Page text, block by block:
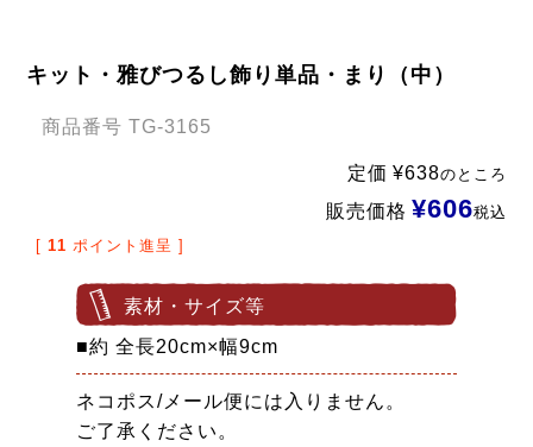
キット・雅びつるし飾り単品・まり（中）
商品番号 TG-3165
定価 ¥638のところ
販売価格 ¥606税込
[ 11 ポイント進呈 ]
素材・サイズ等
■約 全長20cm×幅9cm
ネコポス/メール便には入りません。
ご了承ください。